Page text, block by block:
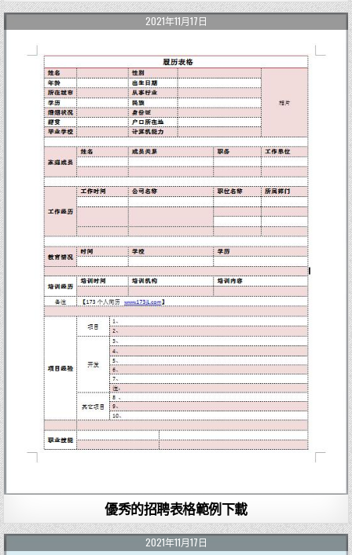
2021年11月17日
優秀的招聘表格範例下載
2021年11月17日